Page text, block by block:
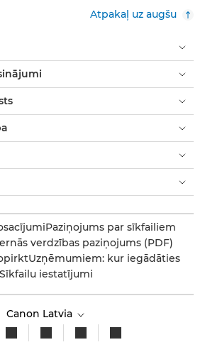
Atpakaļ uz augšu
Paziņojums par sīkfailiem
verdzības paziņojums (PDF)
Uzņēmumiem: kur iegādāties
Sīkfailu iestatījumi
Canon Latvia